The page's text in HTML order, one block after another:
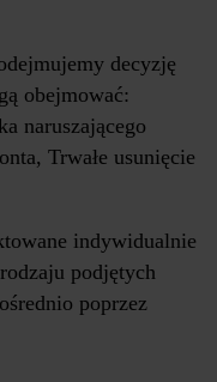
decyzję
obejmować:
naruszającego
Trwałe usunięcie
indywidualnie
podjętych
poprzez